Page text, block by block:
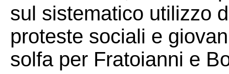
sul sistematico utilizzo
proteste sociali e
solfa per Fratoianni e